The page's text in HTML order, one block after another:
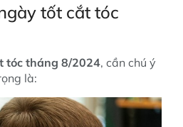
tốt cắt tóc
tóc tháng 8/2024, cần chú ý
là: